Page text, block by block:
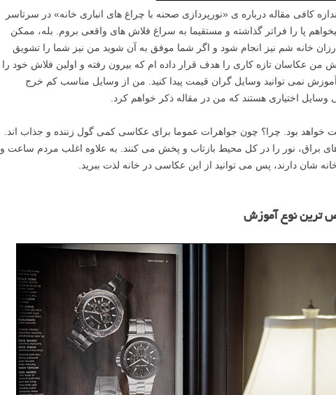
کافی مقاله درباره ی «نورپردازی صحنه با چراغ های انباری خانه» در سرتاسر
پا را فراتر گذاشته و مستقیما به سراغ فلاش های واقعی بروم. بله، ممکن
خانه شم نیز انجام شود و اگر شما موفق به آن شوید من نیز شما را تشویق
من عکاسان تازه کاری را هدف قرار داده ام که بیرون رفته و اولین فلاش خود را
آموزش نمی توانید وسایل گران قیمت پیدا کنید. من از وسایل مناسب کم خرج
وسایل اختیاری هستند که من در مقاله ذکر خواهم کرد.
بود. چرا؟ چون جواهرات عموما برای عکاسی کمی گول زننده و جذاب اند.
براق، نور را در کل محیط بازتاب و پخش می کنند. به علاوه اغلب مردم ساعت و
شان دارند، پس می توانید از این عکاسی در خانه لذت ببرید.
ترین نوع آموزش